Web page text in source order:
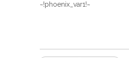
~!phoenix_var1!~